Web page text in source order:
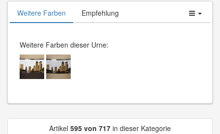
Weitere Farben Empfehlung
Weitere Farben dieser Urne:
Artikel 595 von 717 in dieser Kategorie